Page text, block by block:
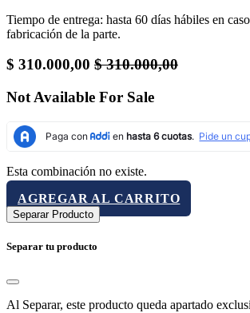
Tiempo de entrega: hasta 60 días hábiles en
fabricación de la parte.
$ 310.000,00 $310.000,00
Not Available For Sale
Esta combinación no existe.
AGREGAR AL CARRITO
Separar Producto
Separar tu producto
Al Separar, este producto queda apartado